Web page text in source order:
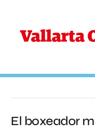
El boxeador